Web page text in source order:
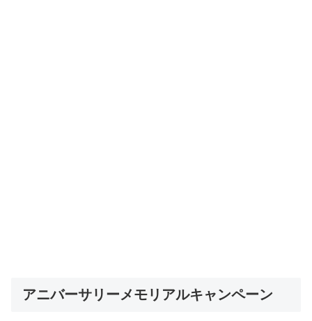
アニバーサリーメモリアルキャンペーン